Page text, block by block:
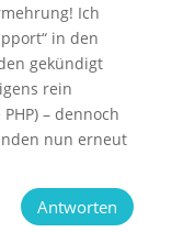
Ich
in den
gekündigt
rein
– dennoch
nun erneut
Antworten